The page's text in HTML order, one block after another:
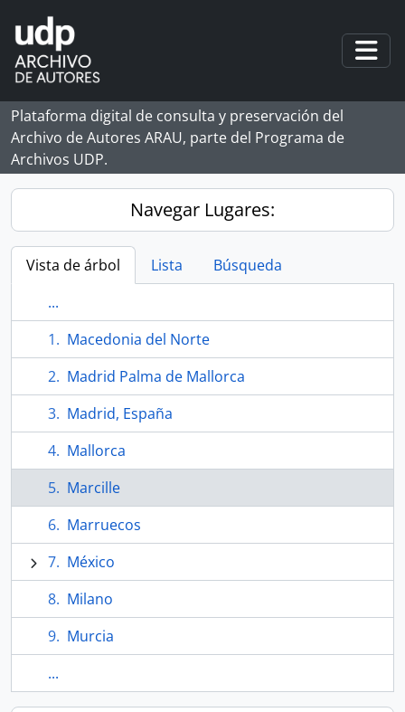
Skip to main content
Plataforma digital de consulta y preservación del
Archivo de Autores ARAU, parte del Programa de
Archivos UDP.
Navegar Lugares:
Vista de árbol Lista
Búsqueda
...
Macedonia del Norte
Madrid Palma de Mallorca
Madrid, España
Mallorca
Marcille
Marruecos
México
Milano
Murcia
...